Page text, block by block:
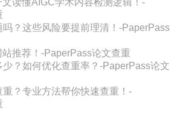
读懂AIGC学术内容检测逻辑！-
？这些风险要提前理清！-PaperPass
推荐！-PaperPass论文查重
？如何优化查重率？-PaperPass论文
重？专业方法帮你快速查重！-